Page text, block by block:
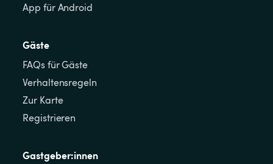
App für Android
Gäste
FAQs für Gäste
Verhaltensregeln
Zur Karte
Registrieren
Gastgeber:innen